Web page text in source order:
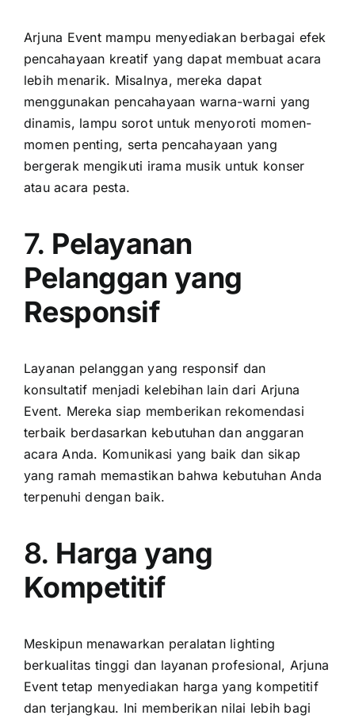
Arjuna Event mampu menyediakan berbagai efek
pencahayaan kreatif yang dapat membuat acara
lebih menarik. Misalnya, mereka dapat
menggunakan pencahayaan warna-warni yang
dinamis, lampu sorot untuk menyoroti momen-
momen penting, serta pencahayaan yang
bergerak mengikuti irama musik untuk konser
atau acara pesta.
7. Pelayanan
Pelanggan yang
Responsif
Layanan pelanggan yang responsif dan
konsultatif menjadi kelebihan lain dari Arjuna
Event. Mereka siap memberikan rekomendasi
terbaik berdasarkan kebutuhan dan anggaran
acara Anda. Komunikasi yang baik dan sikap
yang ramah memastikan bahwa kebutuhan Anda
terpenuhi dengan baik.
8. Harga yang
Kompetitif
Meskipun menawarkan peralatan lighting
berkualitas tinggi dan layanan profesional, Arjuna
Event tetap menyediakan harga yang kompetitif
dan terjangkau. Ini memberikan nilai lebih bagi